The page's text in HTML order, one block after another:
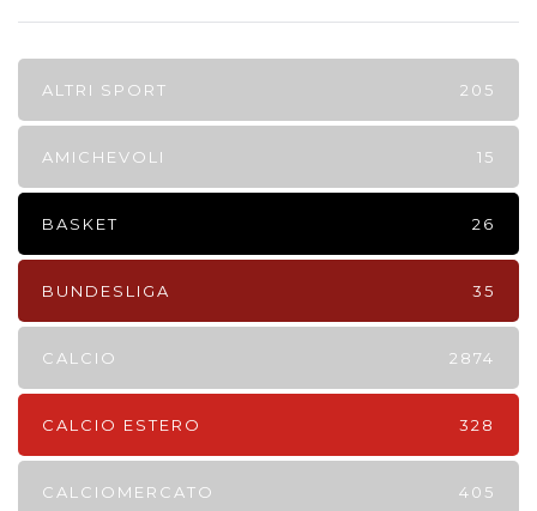
ALTRI SPORT 205
AMICHEVOLI 15
BASKET 26
BUNDESLIGA 35
CALCIO 2874
CALCIO ESTERO 328
CALCIOMERCATO 405